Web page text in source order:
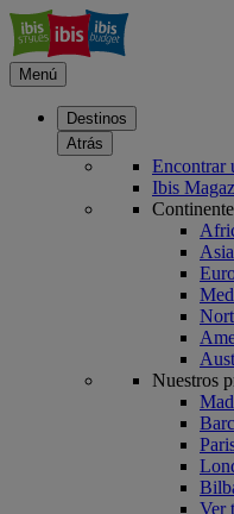
Menú
Destinos
Atrás
Encontrar
Ibis
Continente
Asia
Nuestros
Ver